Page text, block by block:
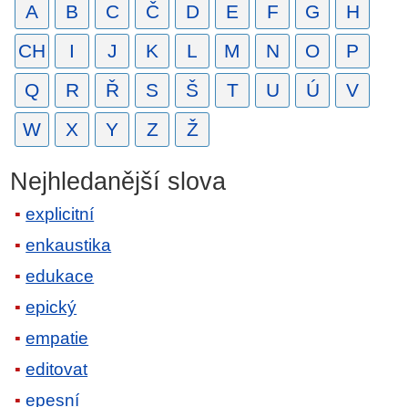
A B C Č D E F G
H
CH
I J K L M N O
P
Q
R Ř S Š T U Ú
V
W
X Y Z Ž
Nejhledanější slova
explicitní
enkaustika
edukace
epický
empatie
editovat
epesní